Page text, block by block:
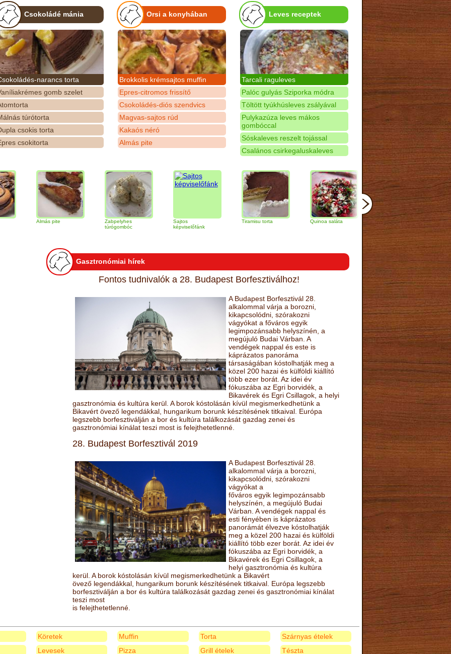
Csokoládé mánia
narancs torta
gomb szelet
túrótorta
csokis torta
csokitorta
Orsi a konyhában
Brokkolis krémsajtos muffin
Epres-citromos frissítő
Csokoládés-diós szendvics
Magvas-sajtos rúd
Kakaós néró
Almás pite
Leves receptek
Tarcali raguleves
Palóc gulyás Sziporka módra
Töltött tyúkhúsleves zsályával
Pulykazúza leves mákos
gombóccal
Sóskaleves reszelt tojással
Csalános csirkegaluskaleves
Zabpelyhes
túrógombóc
képviselőfánk
Tiramisu torta Quinoa saláta Mandulás kifli
Csokoládés-
narancs torta
Gasztronómiai hírek
Fontos tudnivalók a 28. Budapest Borfesztiválhoz!
A Budapest Borfesztivál 28.
alkalommal várja a borozni,
kikapcsolódni, szórakozni
vágyókat a főváros egyik
legimpozánsabb helyszínén, a
megújuló Budai Várban. A
vendégek nappal és este is
káprázatos panoráma
társaságában kóstolhatják meg a
közel 200 hazai és külföldi kiállító
több ezer borát. Az idei év
fókuszába az Egri borvidék, a
Bikavérek és Egri Csillagok, a helyi
gasztronómia és kultúra kerül. A borok kóstolásán kívül megismerkedhetünk a
Bikavért övező legendákkal, hungarikum borunk készítésének titkaival. Európa
legszebb borfesztiválján a bor és kultúra találkozását gazdag zenei és
gasztronómiai kínálat teszi most is felejthetetlenné.
28. Budapest Borfesztivál 2019
A Budapest Borfesztivál 28.
alkalommal várja a borozni,
kikapcsolódni, szórakozni
vágyókat a
főváros egyik legimpozánsabb
helyszínén, a megújuló Budai
Várban. A vendégek nappal és
esti fényében is káprázatos
panorámát élvezve kóstolhatják
meg a közel 200 hazai és külföldi
kiállító több ezer borát. Az idei év
fókuszába az Egri borvidék, a
Bikavérek és Egri Csillagok, a
helyi gasztronómia és kultúra
kerül. A borok kóstolásán kívül megismerkedhetünk a Bikavért
övező legendákkal, hungarikum borunk készítésének titkaival. Európa legszebb
borfesztiválján a bor és kultúra találkozását gazdag zenei és gasztronómiai kínálat
teszi most
is felejthetetlenné.
Köretek
Levesek
Muffin
Pizza
Torta
Grill ételek
Szárnyas ételek
Tészta